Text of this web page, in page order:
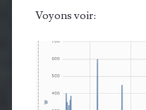
Voyons voir: